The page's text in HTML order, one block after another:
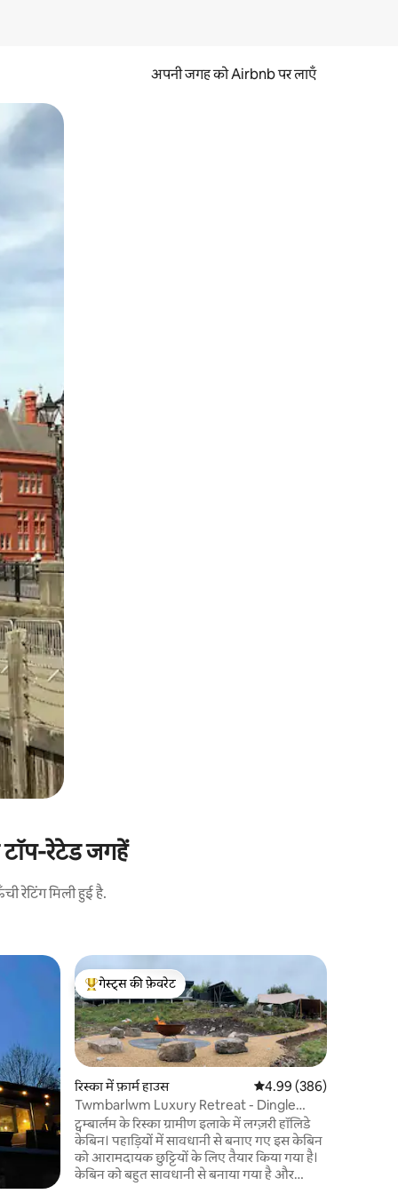
अपनी जगह को Airbnb पर लाएँ
टॉप-रेटेड जगहें
रेटिंग मिली हुई है.
गेस्ट्स का टॉप फ़ेवरेट
गेस्ट्स की फ़ेवरेट
रिस्का में फ़ार्म हाउस औसत रेटिंग 5 में से 4.99,
4.99 (386)
Twmbarlwm Luxury Retreat - Dingle
Lodge
ट्वम्बार्लम के रिस्का ग्रामीण इलाके में लग्ज़री हॉलिडे
केबिन। पहाड़ियों में सावधानी से बनाए गए इस केबिन
को आरामदायक छुट्टियों के लिए तैयार किया गया है।
केबिन को बहुत सावधानी से बनाया गया है और